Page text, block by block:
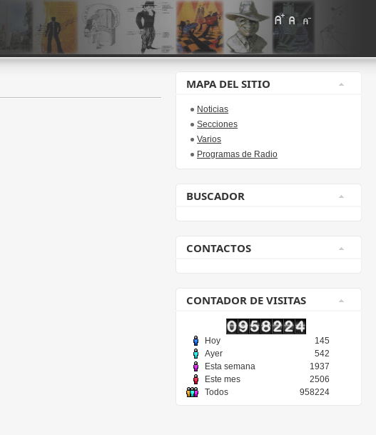
MAPA DEL SITIO
Noticias
Secciones
Varios
Programas de Radio
BUSCADOR
CONTACTOS
CONTADOR DE VISITAS
Hoy
145
Ayer
542
Esta semana
1937
Este mes
2506
Todos
958224